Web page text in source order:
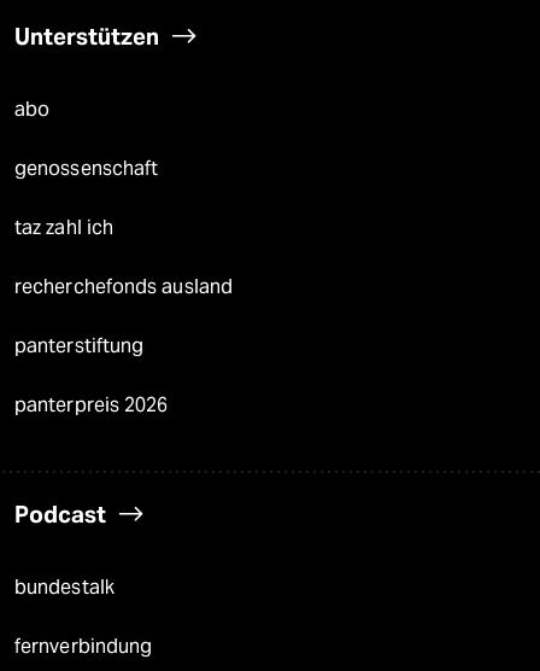
Unterstützen
abo
genossenschaft
taz zahl ich
recherchefonds ausland
panterstiftung
panterpreis 2026
Podcast
bundestalk
fernverbindung